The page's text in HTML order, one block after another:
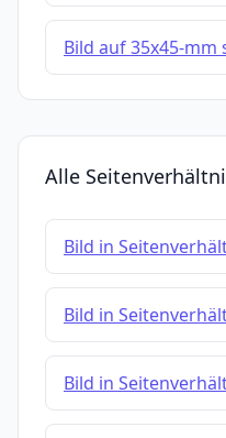
Bild auf 35x45-mm
Alle
Bild in
Bild in
Bild in